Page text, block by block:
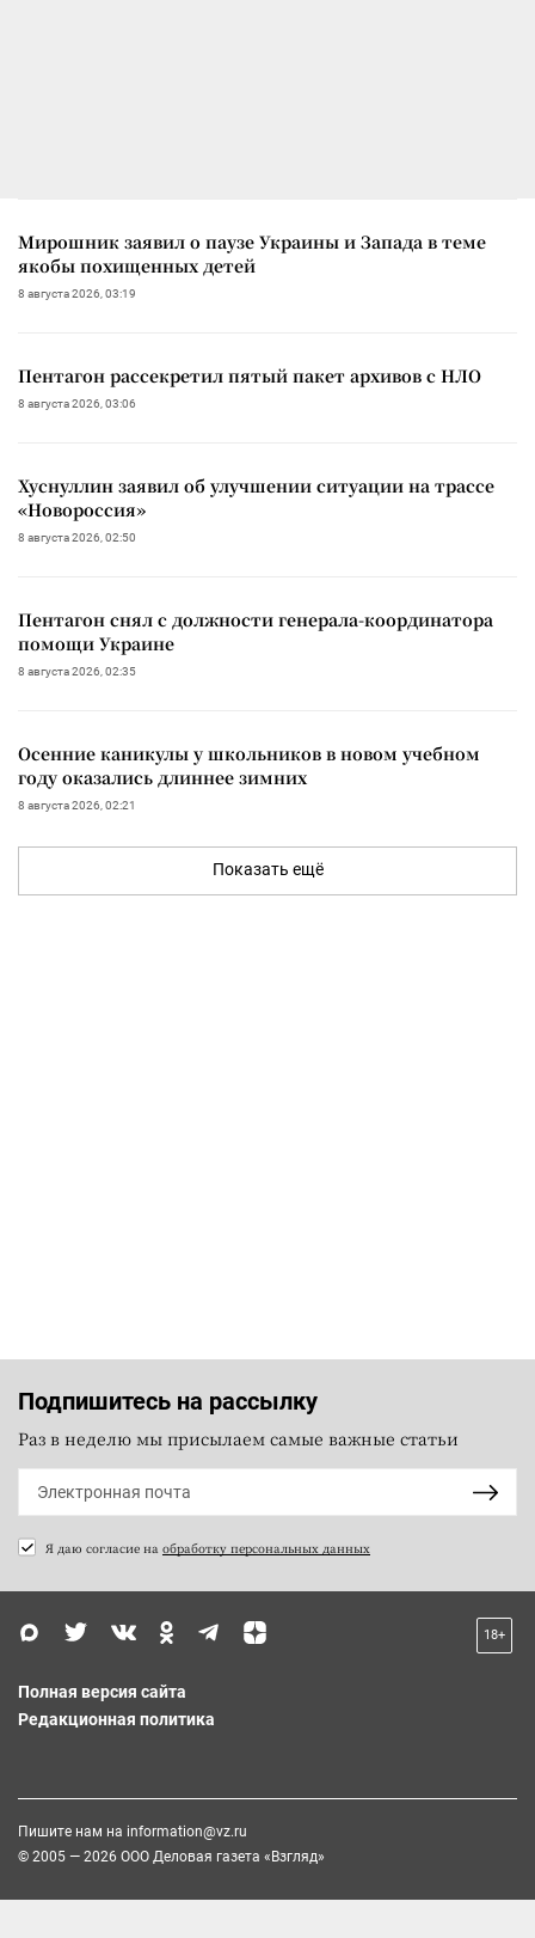
Мирошник заявил о паузе Украины и Запада в теме
якобы похищенных детей
8 августа 2026, 03:19
Пентагон рассекретил пятый пакет архивов с НЛО
8 августа 2026, 03:06
Хуснуллин заявил об улучшении ситуации на трассе
«Новороссия»
8 августа 2026, 02:50
Пентагон снял с должности генерала-координатора
помощи Украине
8 августа 2026, 02:35
Осенние каникулы у школьников в новом учебном
году оказались длиннее зимних
8 августа 2026, 02:21
Показать ещё
Подпишитесь на рассылку
Раз в неделю мы присылаем самые важные статьи
Я даю согласие на обработку персональных данных
18+
Полная версия сайта
Редакционная политика
Пишите нам на information@vz.ru
© 2005 — 2026 ООО Деловая газета «Взгляд»